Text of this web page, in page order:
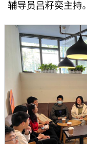
辅导员吕籽奕主持。